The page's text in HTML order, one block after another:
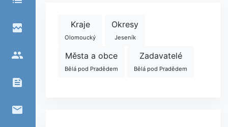
broken_image
people
feed
email
Kraje
Olomoucký
Okresy
Jeseník
Města a obce
Bělá pod Pradědem
Zadavatelé
Bělá pod Pradědem